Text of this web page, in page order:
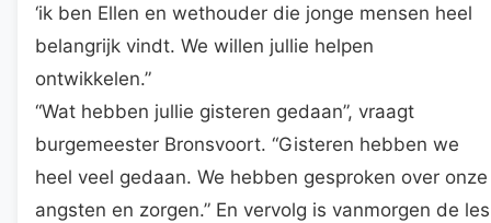
‘ik ben Ellen en wethouder die jonge mensen heel
belangrijk vindt. We willen jullie helpen
ontwikkelen.”
“Wat hebben jullie gisteren gedaan”, vraagt
burgemeester Bronsvoort. “Gisteren hebben we
heel veel gedaan. We hebben gesproken over onze
angsten en zorgen.” En vervolg is vanmorgen de les